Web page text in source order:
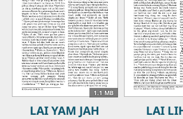
1.1 MB
LAI YAM JAH LAI